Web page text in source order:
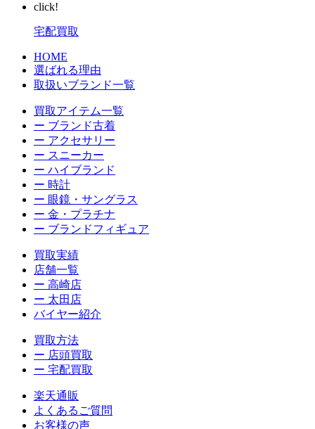
click!
宅配買取
HOME
選ばれる理由
取扱いブランド一覧
買取アイテム一覧
ー ブランド古着
ー アクセサリー
ー スニーカー
ー ハイブランド
ー 時計
ー 眼鏡・サングラス
ー 金・プラチナ
ー ブランドフィギュア
買取実績
店舗一覧
ー 高崎店
ー 太田店
バイヤー紹介
買取方法
ー 店頭買取
ー 宅配買取
楽天通販
よくあるご質問
お客様の声